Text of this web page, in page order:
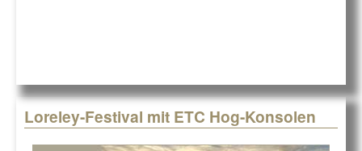
Loreley-Festival mit ETC Hog-Konsolen